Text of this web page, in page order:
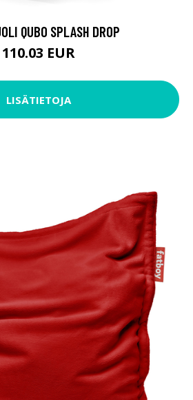
QUBO SPLASH DROP
110.03 EUR
LISÄTIETOJA